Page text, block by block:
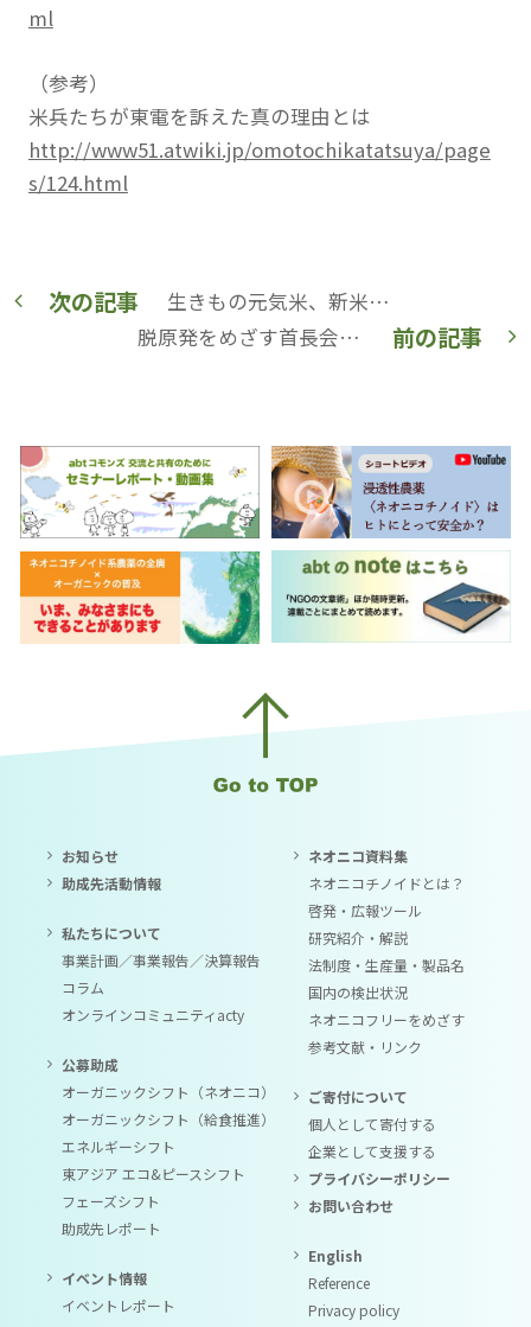
ml
（参考）
米兵たちが東電を訴えた真の理由とは
http://www51.atwiki.jp/omotochikatatsuya/page
s/124.html
次の記事 生きもの元気米、新米の期間限定直前予約中！能登の天然塩プレゼント！！【NPO法人河北潟湖沼研究所】
前の記事
脱原発をめざす首長会議が「原子力災害対策指針（改定）に対する緊急アピール」を発表【脱原発をめざす首長会議】
お知らせ
助成先活動情報
私たちについて
事業計画／事業報告／決算報告
コラム
オンラインコミュニティacty
公募助成
オーガニックシフト（ネオニコ）
オーガニックシフト（給食推進）
エネルギーシフト
東アジア エコ&ピースシフト
フェーズシフト
助成先レポート
イベント情報
イベントレポート
ネオニコ資料集
ネオニコチノイドとは？
啓発・広報ツール
研究紹介・解説
法制度・生産量・製品名
国内の検出状況
ネオニコフリーをめざす
参考文献・リンク
ご寄付について
個人として寄付する
企業として支援する
プライバシーポリシー
お問い合わせ
English
Reference
Privacy policy